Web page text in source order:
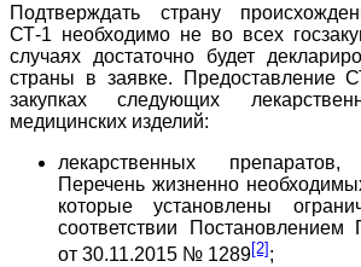
Подтверждать страну
СТ-1 необходимо не во всех
случаях достаточно будет
страны в заявке. Предоставление
закупках следующих
медицинских изделий:
лекарственных
Перечень жизненно
которые установлены
соответствии Постановлением
от 30.11.2015 № 1289[2] ;